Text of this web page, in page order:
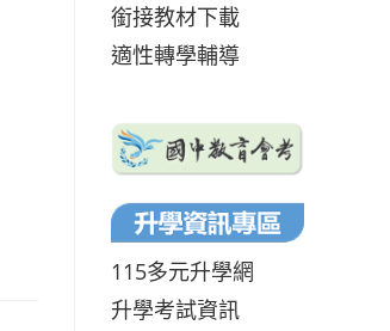
銜接教材下載
適性轉學輔導
115多元升學網
升學考試資訊